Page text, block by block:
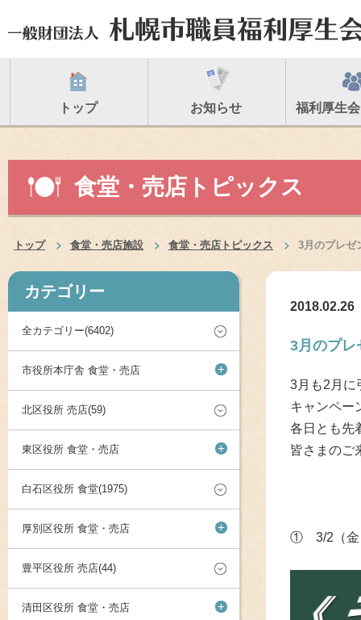
トップ お知らせ 福利厚生
食堂・売店トピックス
トップ 食堂・売店施設 食堂・売店トピックス 3月のプレゼ
カテゴリー
全カテゴリー(6402)
市役所本庁舎 食堂・売店 +
北区役所 売店(59)
東区役所 食堂・売店 +
白石区役所 食堂(1975)
厚別区役所 食堂・売店 +
豊平区役所 売店(44)
清田区役所 食堂・売店 +
2018.02.26
3月のプレ
3月も2月に
キャンペー
各日とも先
皆さまのご
① 3/2（金